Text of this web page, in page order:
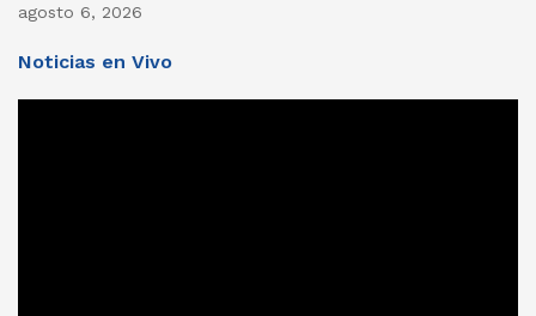
agosto 6, 2026
Noticias en Vivo